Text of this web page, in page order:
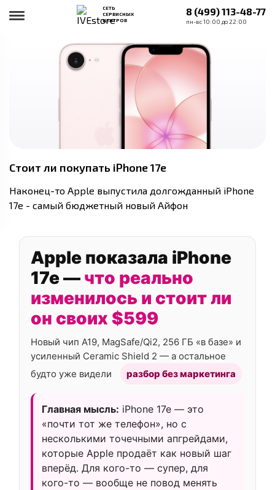
СЕТЬ
СЕРВИСНЫХ
ЦЕНТРОВ
8 (499) 113-48-77
пн-вс 10:00 до 22:00
Стоит ли покупать iPhone 17e
Наконец-то Apple выпустила долгожданный iPhone
17e - самый бюджетный новый Айфон
Apple показала iPhone
17e — что реально
изменилось и стоит ли
он своих $599
Новый чип A19, MagSafe/Qi2, 256 ГБ «в базе» и
усиленный Ceramic Shield 2 — а остальное
будто уже видели
разбор без маркетинга
Главная мысль: iPhone 17e — это
«почти тот же телефон», но с
несколькими точечными апгрейдами,
которые Apple продаёт как новый шаг
вперёд. Для кого-то — супер, для
кого-то — вообще не повод менять